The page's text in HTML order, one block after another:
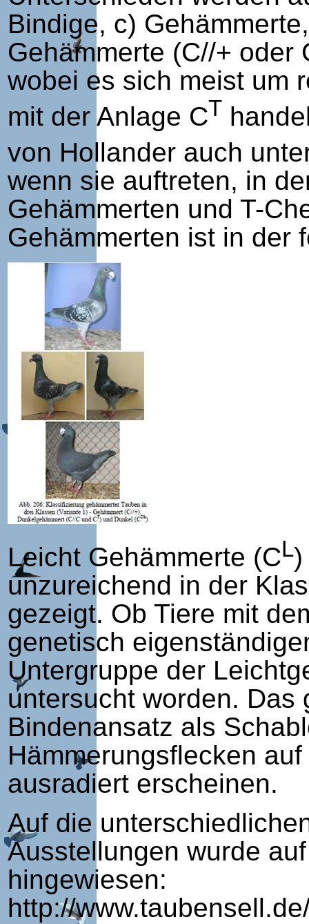
Bindige, c)
Gehämmerte (C//+ oder
wobei es sich meist um
mit der Anlage CT
von Hollander auch
wenn sie auftreten, in
Gehämmerten und T-
Gehämmerten ist in der
Leicht Gehämmerte (CL)
unzureichend in der
gezeigt. Ob Tiere mit
genetisch
Untergruppe der
untersucht worden. Das
Bindenansatz als
Hämmerungsflecken
ausradiert erscheinen.
Auf die
Ausstellungen wurde
hingewiesen:
http://